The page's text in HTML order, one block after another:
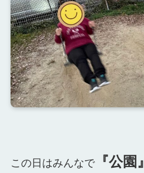
この日はみんなで『公園』